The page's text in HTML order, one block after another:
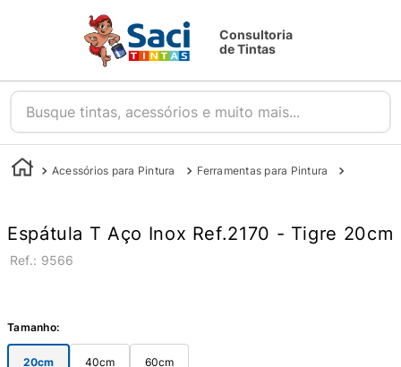
Consultoria
de Tintas
Busque tintas, acessórios e muito mais...
Acessórios para Pintura Ferramentas para Pintura
Espátula T Aço Inox Ref.2170 - Tigre 20cm
: 9566
Tamanho:
20cm 40cm 60cm